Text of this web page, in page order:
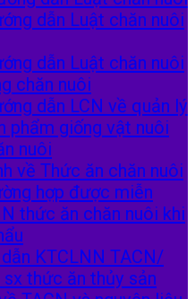
dẫn Luật chăn nuôi
dẫn Luật chăn nuôi
chăn nuôi
dẫn LCN về quản lý
phẩm giống vật nuôi
nuôi
về Thức ăn chăn nuôi
hợp được miễn
thức ăn chăn nuôi khi
KTCLNN TACN/
sx thức ăn thủy sản